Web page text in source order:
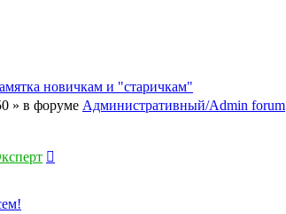
новичкам и "старичкам"
» в форуме Административный/Admin forum